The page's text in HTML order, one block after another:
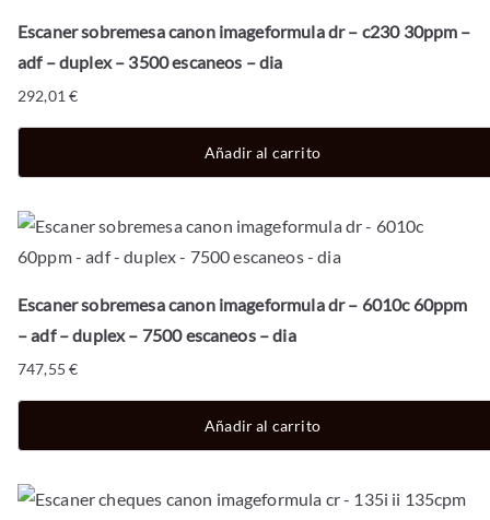
Escaner sobremesa canon imageformula dr – c230 30ppm –
adf – duplex – 3500 escaneos – dia
292,01€
Añadir al carrito
Escaner sobremesa canon imageformula dr – 6010c 60ppm
– adf – duplex – 7500 escaneos – dia
747,55€
Añadir al carrito